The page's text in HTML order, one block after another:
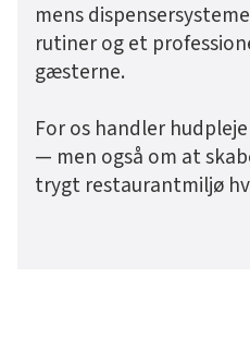
mens
rutiner og et
gæsterne.
For os handler
— men også om at
trygt restaurantmiljø